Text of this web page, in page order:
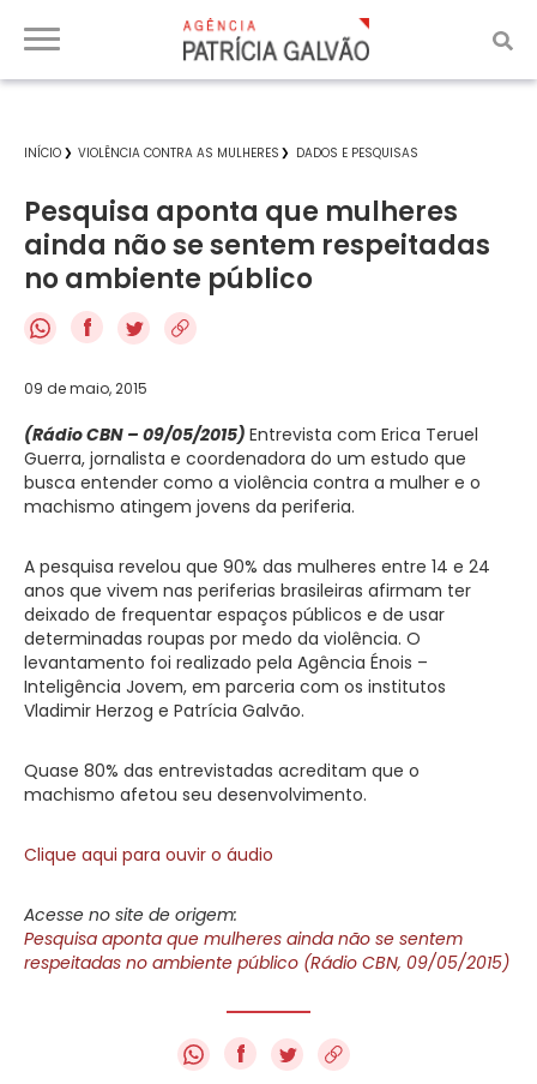
INÍCIO VIOLÊNCIA CONTRA AS MULHERES DADOS E PESQUISAS
Pesquisa aponta que mulheres
ainda não se sentem respeitadas
no ambiente público
f
09 de maio, 2015
(Rádio CBN – 09/05/2015) Entrevista com Erica Teruel
Guerra, jornalista e coordenadora do um estudo que
busca entender como a violência contra a mulher e o
machismo atingem jovens da periferia.
A pesquisa revelou que 90% das mulheres entre 14 e 24
anos que vivem nas periferias brasileiras afirmam ter
deixado de frequentar espaços públicos e de usar
determinadas roupas por medo da violência. O
levantamento foi realizado pela Agência Énois –
Inteligência Jovem, em parceria com os institutos
Vladimir Herzog e Patrícia Galvão.
Quase 80% das entrevistadas acreditam que o
machismo afetou seu desenvolvimento.
Clique aqui para ouvir o áudio
Acesse no site de origem:
Pesquisa aponta que mulheres ainda não se sentem
respeitadas no ambiente público (Rádio CBN, 09/05/2015)
f